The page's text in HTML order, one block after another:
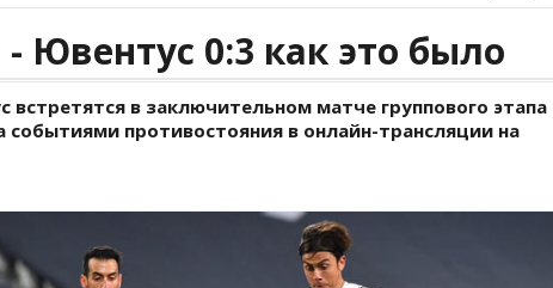
- Ювентус 0:3 как это было
встретятся в заключительном матче группового этапа
событиями противостояния в онлайн-трансляции на